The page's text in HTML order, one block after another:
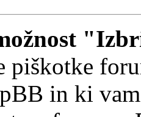
piškotke
in ki